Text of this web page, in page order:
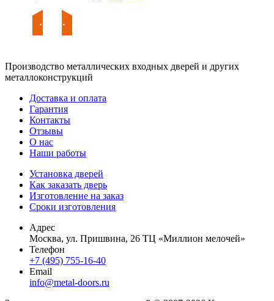
Производство металлических входных дверей и других
металлоконструкций
Доставка и оплата
Гарантия
Контакты
Отзывы
О нас
Наши работы
Установка дверей
Как заказать дверь
Изготовление на заказ
Сроки изготовления
Адрес
Москва, ул. Пришвина, 26 ТЦ «Миллион мелочей»
Телефон
+7 (495) 755-16-40
Email
info@metal-doors.ru